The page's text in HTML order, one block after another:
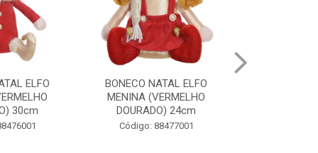
ELFO
24cm
BONECO NATAL PAPAI NOEL
(VERMELHO DOURADO)
38cm
Código: 88491001